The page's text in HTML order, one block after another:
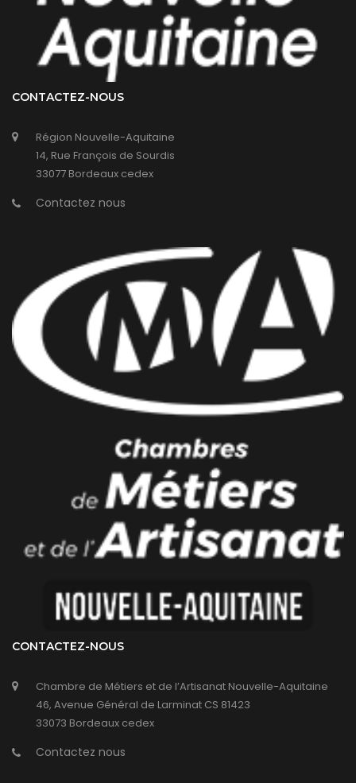
CONTACTEZ-NOUS
Région Nouvelle-Aquitaine
14, Rue François de Sourdis
33077 Bordeaux cedex
Contactez nous
CONTACTEZ-NOUS
Chambre de Métiers et de l’Artisanat Nouvelle-Aquitaine
46, Avenue Général de Larminat CS 81423
33073 Bordeaux cedex
Contactez nous